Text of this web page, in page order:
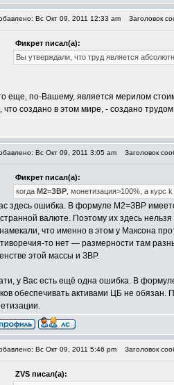
Вс Окт 09, 2011 12:33 am Заголовок
Фикрет писал(а):
Вы утверждали, что труд является
еще, по-Вашему, является мерилом
что создано в этом мире, - создано
Вс Окт 09, 2011 3:05 am Заголовок
Фикрет писал(а):
когда М2=ЗВР , монетизация>100%, а курс
здесь ошибка. В формуле М2=ЗВР
валюте. Поэтому их здесь
что именно в этом у Максона
то нет — размерности там
этой массы и ЗВР.
у Вас есть ещё одна ошибка. В
обеспечивать активами ЦБ не
Вс Окт 09, 2011 5:46 pm Заголовок
ZVS писал(а):